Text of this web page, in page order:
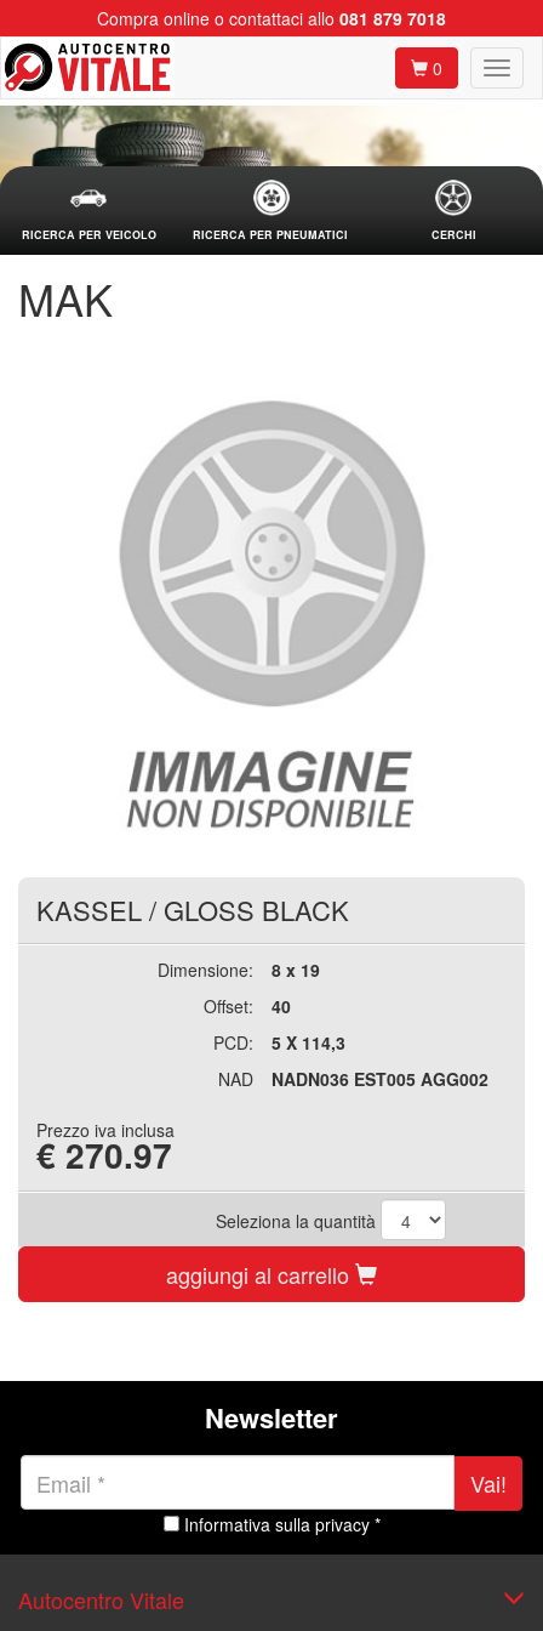
Compra online o contattaci allo 081 879 7018
0
RICERCA PER VEICOLO RICERCA PER PNEUMATICI CERCHI
MAK
KASSEL/ GLOSS BLACK
Dimensione:
8 x 19
Offset:
40
PCD:
5 X 114,3
NAD
NADN036 EST005 AGG002
Prezzo iva inclusa
€ 270.97
Seleziona la quantità
aggiungi al carrello
Newsletter
Vai!
Informativa sulla privacy *
Autocentro Vitale